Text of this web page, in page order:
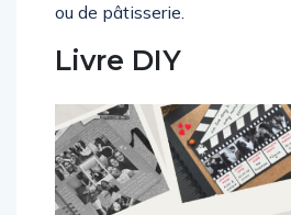
ou de pâtisserie.
Livre DIY